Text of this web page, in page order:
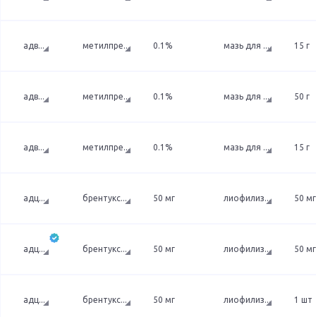
адв... метилпре... 0.1% мазь для ... 15 г
адв... метилпре... 0.1% мазь для ... 50 г
адв... метилпре... 0.1% мазь для ... 15 г
адц... брентукс... 50 мг лиофилиз... 50 мг
адц... брентукс... 50 мг лиофилиз... 50 мг
адц... брентукс... 50 мг лиофилиз... 1 шт